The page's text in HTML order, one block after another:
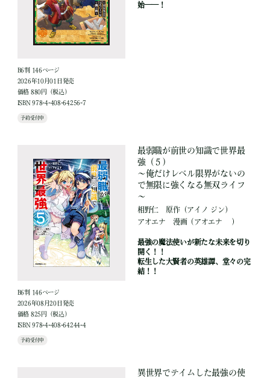
B6判 146ページ
2026年10月01日発売
価格 880円（税込）
ISBN 978-4-408-64256-7
予約受付中
始――！
B6判 146ページ
2026年08月20日発売
価格 825円（税込）
ISBN 978-4-408-64244-4
予約受付中
最弱職が前世の知識で世界最
強（５）
～俺だけレベル限界がないの
で無限に強くなる無双ライフ
～
相野仁 原作（アイノ ジン）
アオエナ
漫画 （アオエナ ）
最強の魔法使いが新たな未来を切り
開く！！
転生した大賢者の英雄譚、堂々の完
結！！
異世界でテイムした最強の使